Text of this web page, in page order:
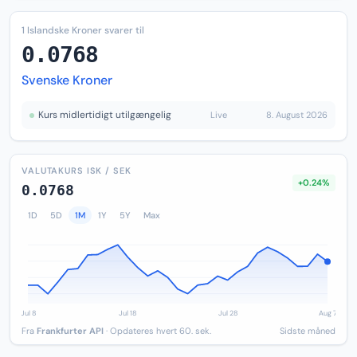
1 Islandske Kroner svarer til
0.0768
Svenske Kroner
Kurs midlertidigt utilgængelig Live 8. August 2026
VALUTAKURS ISK / SEK
0.0768 +0.24%
1D 5D 1M 1Y 5Y Max
Fra Frankfurter API · Opdateres hvert 60. sek. Sidste måned